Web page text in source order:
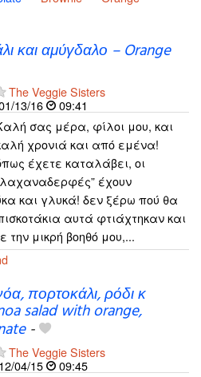
και αμύγδαλο – Orange
The Veggie Sisters
13/16
09:41
σας μέρα, φίλοι μου, και
χρονιά και από εμένα!
έχετε καταλάβει, οι
έχουν
και γλυκά! δεν ξέρω πού θα
αυτά φτιάχτηκαν και
μικρή βοηθό μου,...
πορτοκάλι, ρόδι κ
salad with orange,
-
The Veggie Sisters
12/04/15
09:45